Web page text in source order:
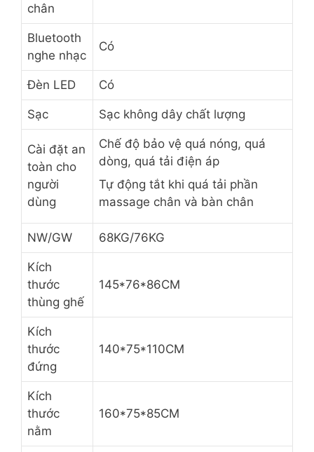
chân
Bluetooth
nghe nhạc
Có
Đèn LED Có
Sạc Sạc không dây chất lượng
Cài đặt an
toàn cho
người
dùng
Chế độ bảo vệ quá nóng, quá
dòng, quá tải điện áp
Tự động tắt khi quá tải phần
massage chân và bàn chân
NW/GW 68KG/76KG
Kích
thước
thùng ghế
145*76*86CM
Kích
thước
đứng
140*75*110CM
Kích
thước
nằm
160*75*85CM